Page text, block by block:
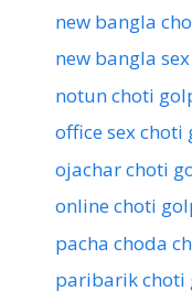
new bangla
new bangla
notun choti
office sex choti
ojachar choti
online choti
pacha choda
paribarik choti